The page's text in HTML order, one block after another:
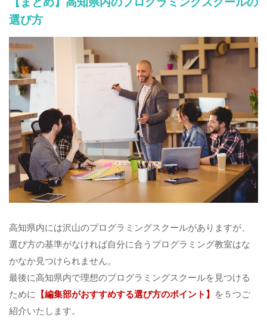
選び方
高知県内には沢山のプログラミングスクールがありますが、
選び方の基準がなければ自分に合うプログラミング教室はな
かなか見つけられません。
最後に高知県内で理想のプログラミングスクールを見つける
ために 【編集部がおすすめする選び方のポイント】
を５つご
紹介いたします。